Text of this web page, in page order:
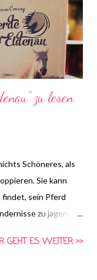
zu lesen
Schöneres, als
Sie kann
findet, sein Pferd
zu jagen.
ein Topteam auf dem
GEHT ES WEITER >>